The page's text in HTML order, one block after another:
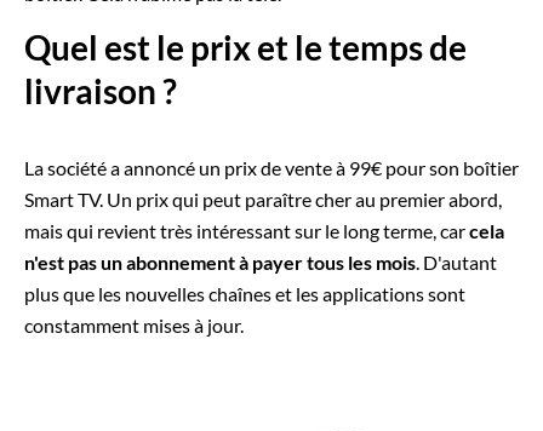
Quel est le prix et le temps de
livraison ?
La société a annoncé un prix de vente à 99€ pour son boîtier
Smart TV. Un prix qui peut paraître cher au premier abord,
mais qui revient très intéressant sur le long terme, carcela
n'est pas un abonnement à payer tous les mois . D'autant
plus que les nouvelles chaînes et les applications sont
constamment mises à jour.